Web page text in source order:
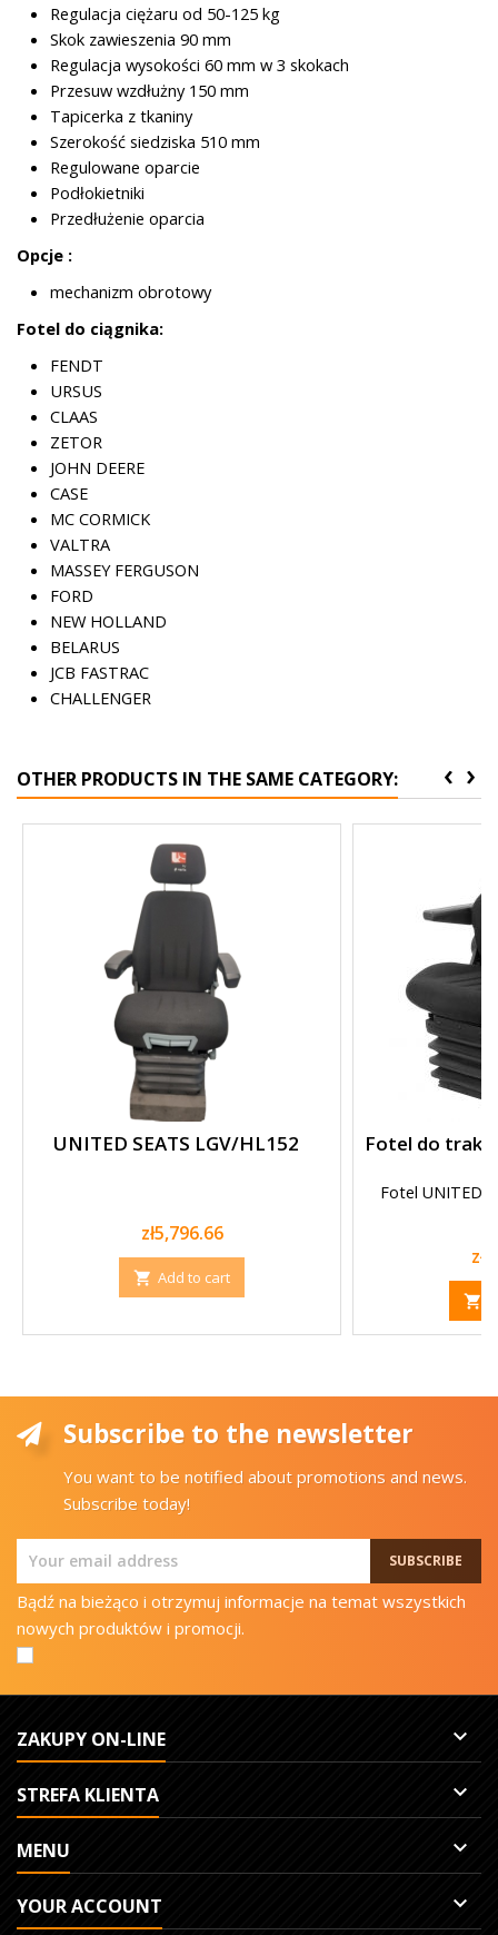
Regulacja ciężaru od 50-125 kg
Skok zawieszenia 90 mm
Regulacja wysokości 60 mm w 3 skokach
Przesuw wzdłużny 150 mm
Tapicerka z tkaniny
Szerokość siedziska 510 mm
Regulowane oparcie
Podłokietniki
Przedłużenie oparcia
Opcje :
mechanizm obrotowy
Fotel do ciągnika:
FENDT
URSUS
CLAAS
ZETOR
JOHN DEERE
CASE
MC CORMICK
VALTRA
MASSEY FERGUSON
FORD
NEW HOLLAND
BELARUS
JCB FASTRAC
CHALLENGER
OTHER PRODUCTS IN THE SAME CATEGORY: ‹ ›
UNITED SEATS LGV/HL152
Price
zł5,796.66
 Add to cart
Fotel do
Fotel

Subscribe to the newsletter
You want to be notified about promotions and news.
Subscribe today!
Bądź na bieżąco i otrzymuj informacje na temat wszystkich
nowych produktów i promocji.
ZAKUPY ON-LINE 
STREFA KLIENTA 
MENU 
YOUR ACCOUNT 